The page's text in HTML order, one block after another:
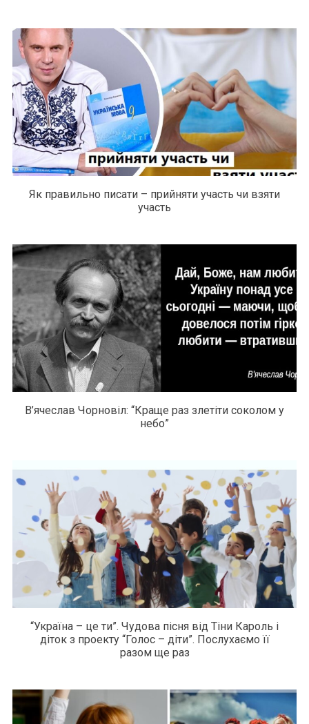
Як правильно писати – прийняти участь чи взяти
участь
В’ячеслав Чорновіл: “Краще раз злетіти соколом у
небо”
“Україна – це ти”. Чудова пісня від Тіни Кароль і
діток з проекту “Голос – діти”. Послухаємо її
разом ще раз